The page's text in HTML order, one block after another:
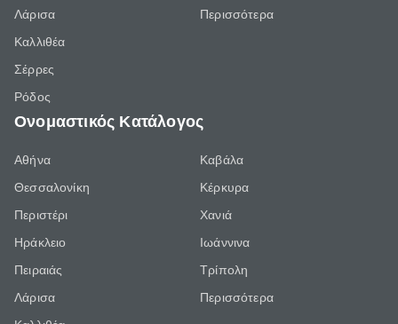
Λάρισα
Καλλιθέα
Σέρρες
Ρόδος
Περισσότερα
Ονομαστικός Κατάλογος
Αθήνα
Θεσσαλονίκη
Περιστέρι
Ηράκλειο
Πειραιάς
Λάρισα
Καβάλα
Κέρκυρα
Χανιά
Ιωάννινα
Τρίπολη
Περισσότερα